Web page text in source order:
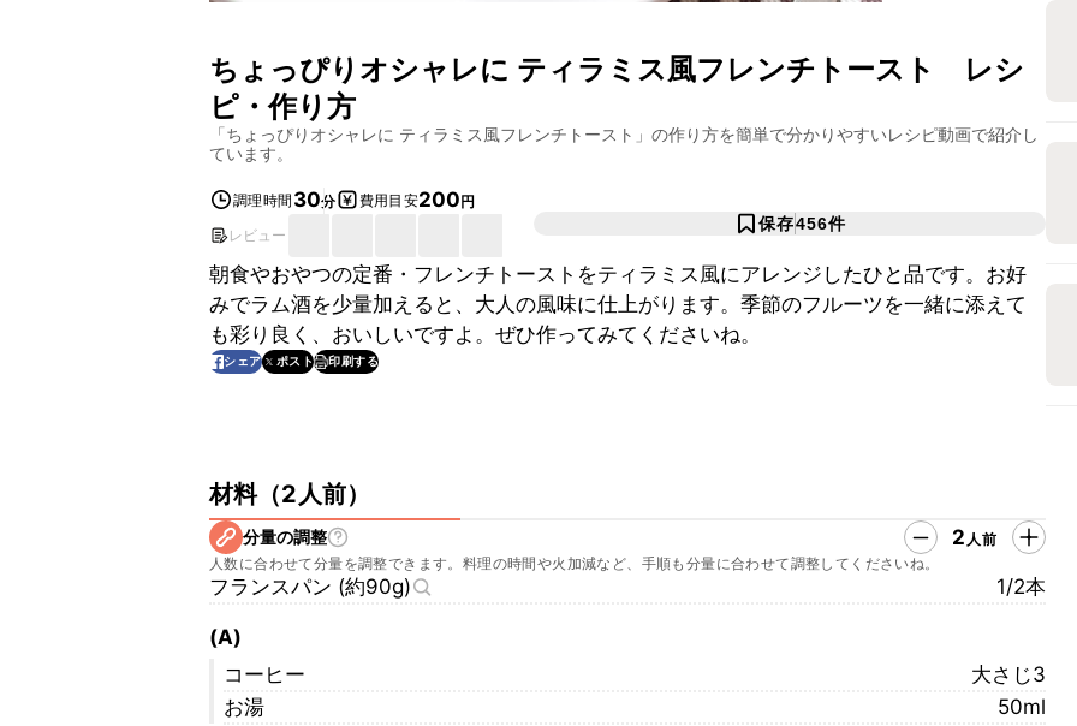
ちょっぴりオシャレに ティラミス風フレンチトースト
レシ
ピ・作り方
「ちょっぴりオシャレに ティラミス風フレンチトースト 」の作り方を簡単で分かりやすいレシピ動画で紹介し
ています。
調理時間 30分 費用目安200円
レビュー
保存456件
朝食やおやつの定番・フレンチトーストをティラミス風にアレンジしたひと品です。お好
みでラム酒を少量加えると、大人の風味に仕上がります。季節のフルーツを一緒に添えて
も彩り良く、おいしいですよ。ぜひ作ってみてくださいね。
シェア ポスト 印刷する
材料（2人前）
分量の調整 2 人前
人数に合わせて分量を調整できます。料理の時間や火加減など、手順も分量に合わせて調整してくださいね。
フランスパン (約90g) 1/2本
(A)
コーヒー
大さじ3
お湯
50ml